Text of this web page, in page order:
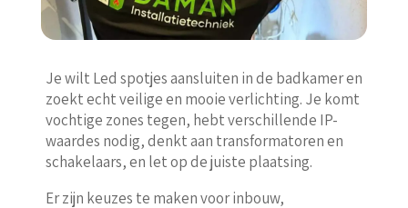
Je wilt Led spotjes aansluiten in de badkamer en
zoekt echt veilige en mooie verlichting. Je komt
vochtige zones tegen, hebt verschillende IP-
waardes nodig, denkt aan transformatoren en
schakelaars, en let op de juiste plaatsing.
Er zijn keuzes te maken voor inbouw,